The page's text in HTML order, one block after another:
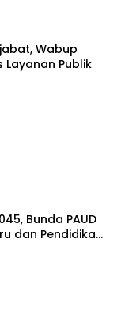
Wabup
Layanan Publik
Bunda PAUD
dan Pendidikan